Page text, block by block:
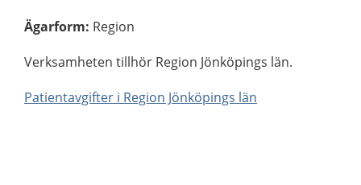
Ägarform: Region
Verksamheten tillhör Region Jönköpings län.
Patientavgifter i Region Jönköpings län